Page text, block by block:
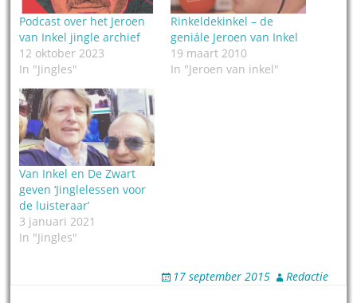
Podcast over het Jeroen
van Inkel jingle archief
12 oktober 2023
In "Jingles"
Rinkeldekinkel – de
geniále Jeroen van Inkel
19 maart 2010
In "Jeroen van inkel"
Van Inkel en De Zwart
geven ‘Jinglelessen voor
de luisteraar’
3 januari 2021
In "Jingles"
17 september 2015 Redactie